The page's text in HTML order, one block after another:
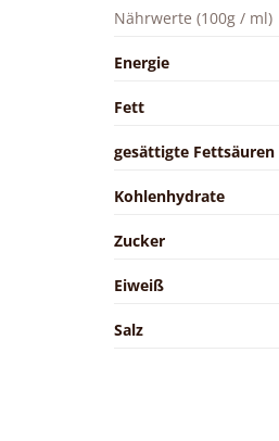
Nährwerte (100g / ml)
Energie
Fett
gesättigte Fettsäuren
Kohlenhydrate
Zucker
Eiweiß
Salz